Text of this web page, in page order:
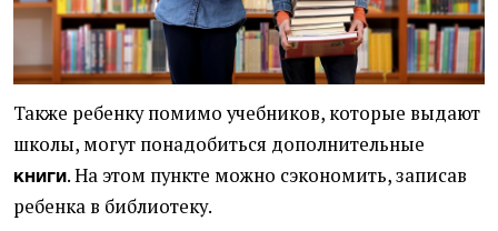
Также ребенку помимо учебников, которые выдают
школы, могут понадобиться дополнительные
книги. На этом пункте можно сэкономить, записав
ребенка в библиотеку.